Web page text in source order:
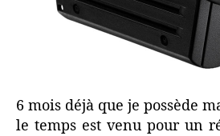
6 mois déjà que je possède
le temps est venu pour un